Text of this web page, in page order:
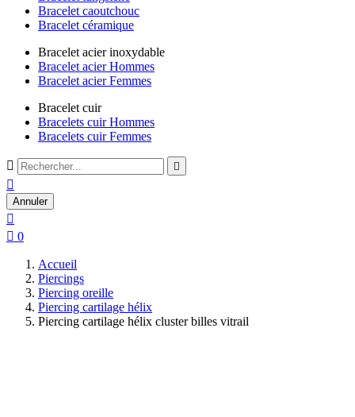
Bracelet caoutchouc
Bracelet céramique
Bracelet acier inoxydable
Bracelet acier Hommes
Bracelet acier Femmes
Bracelet cuir
Bracelets cuir Hommes
Bracelets cuir Femmes
 

Annuler

 0
Accueil
Piercings
Piercing oreille
Piercing cartilage hélix
Piercing cartilage hélix cluster billes vitrail